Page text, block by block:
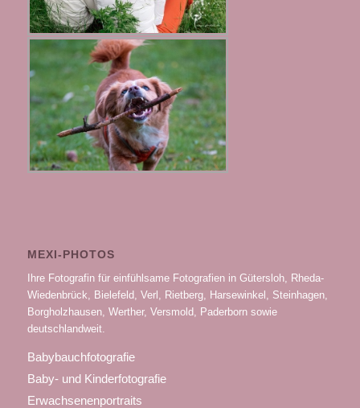
MEXI-PHOTOS
Ihre Fotografin für einfühlsame Fotografien in Gütersloh, Rheda-
Wiedenbrück, Bielefeld, Verl, Rietberg, Harsewinkel, Steinhagen,
Borgholzhausen, Werther, Versmold, Paderborn sowie
deutschlandweit.
Babybauchfotografie
Baby- und Kinderfotografie
Erwachsenenportraits